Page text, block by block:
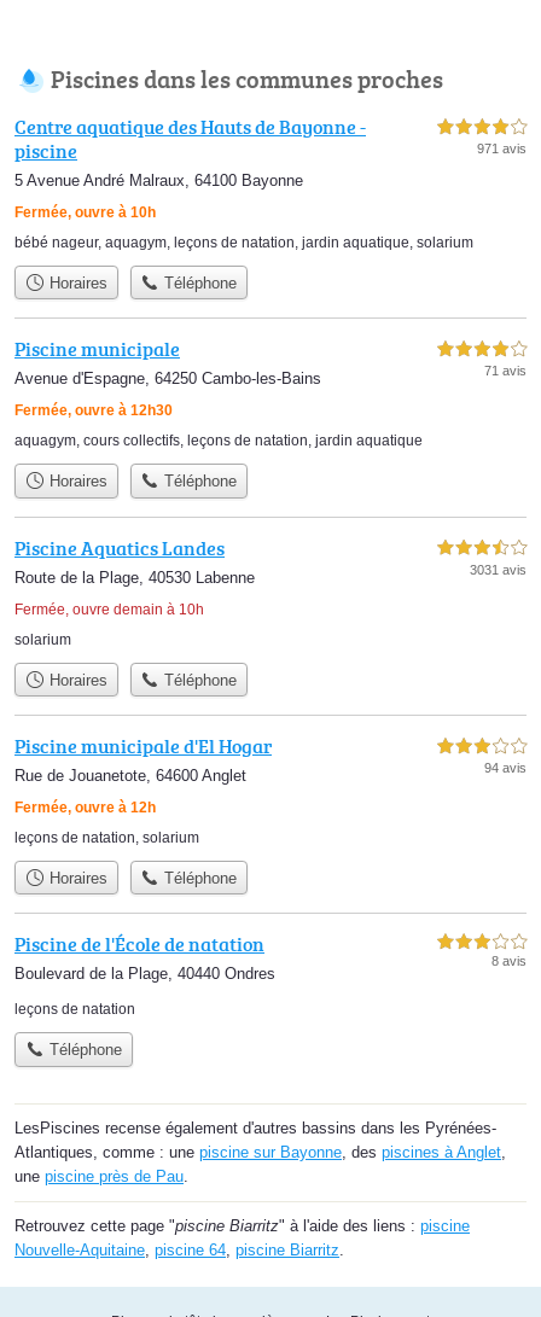
Piscines dans les communes proches
Centre aquatique des Hauts de Bayonne -
piscine
5 Avenue André Malraux, 64100 Bayonne
Fermée, ouvre à 10h
4,0 étoiles sur 5
971 avis
bébé nageur, aquagym leçons de natation jardin aquatique solarium
Horaires Téléphone
Piscine municipale
Avenue d'Espagne, 64250 Cambo-les-Bains
Fermée, ouvre à 12h30
4,0 étoiles sur 5
71 avis
aquagym, cours collectifs, leçons de natation, jardin aquatique
Horaires Téléphone
Piscine Aquatics Landes
Route de la Plage, 40530 Labenne
Fermée, ouvre demain à 10h
3,5 étoiles sur 5
3031 avis
solarium
Horaires Téléphone
Piscine municipale d'El Hogar
Rue de Jouanetote, 64600 Anglet
Fermée, ouvre à 12h
3,0 étoiles sur 5
94 avis
leçons de natation, solarium
Horaires Téléphone
Piscine de l'École de natation
Boulevard de la Plage, 40440 Ondres
3,0 étoiles sur 5
8 avis
leçons de natation
Téléphone
LesPiscines recense également d'autres bassins dans les Pyrénées-
Atlantiques, comme : une piscine sur Bayonne , des piscines à Anglet
une piscine près de Pau
Retrouvez cette page "piscine Biarritz" à l'aide des liens : piscine
Nouvelle-Aquitaine piscine 64 piscine Biarritz